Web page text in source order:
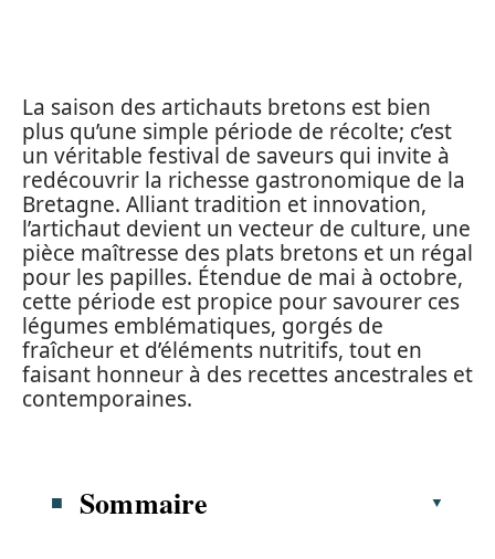
La saison des artichauts bretons est bien
plus qu’une simple période de récolte; c’est
un véritable festival de saveurs qui invite à
redécouvrir la richesse gastronomique de la
Bretagne. Alliant tradition et innovation,
l’artichaut devient un vecteur de culture, une
pièce maîtresse des plats bretons et un régal
pour les papilles. Étendue de mai à octobre,
cette période est propice pour savourer ces
légumes emblématiques, gorgés de
fraîcheur et d’éléments nutritifs, tout en
faisant honneur à des recettes ancestrales et
contemporaines.
Sommaire